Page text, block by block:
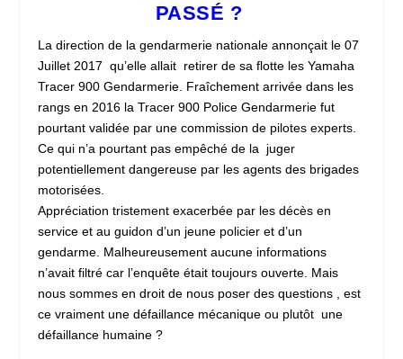
PASSÉ ?
La direction de la gendarmerie nationale annonçait le 07
Juillet 2017 qu’elle allait retirer de sa flotte les Yamaha
Tracer 900 Gendarmerie . Fraîchement arrivée dans les
rangs en 2016 la Tracer 900 Police Gendarmerie fut
pourtant validée par une commission de pilotes experts.
Ce qui n’a pourtant pas empêché de la juger
potentiellement dangereuse par les agents des brigades
motorisées.
Appréciation tristement exacerbée par les décès en
service et au guidon d’un jeune policier et d’un
gendarme. Malheureusement aucune informations
n’avait filtré car l’enquête était toujours ouverte. Mais
nous sommes en droit de nous poser des questions , est
ce vraiment une défaillance mécanique ou plutôt une
défaillance humaine ?